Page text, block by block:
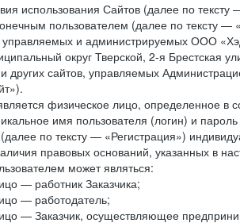
использования Сайтов (далее по
пользователем (далее по тексту
и администрируемых ООО
округ Тверской, 2-я
других сайтов, управляемых
физическое лицо, определенное в
имя пользователя (логин) и
по тексту — «Регистрация»)
правовых оснований, указанных в
может являться:
— работник Заказчика;
— работодатель;
— Заказчик, осуществляющее